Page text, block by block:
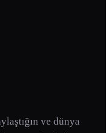
ve dünya